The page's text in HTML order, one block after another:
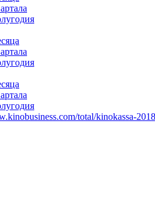
total/kinokassa-